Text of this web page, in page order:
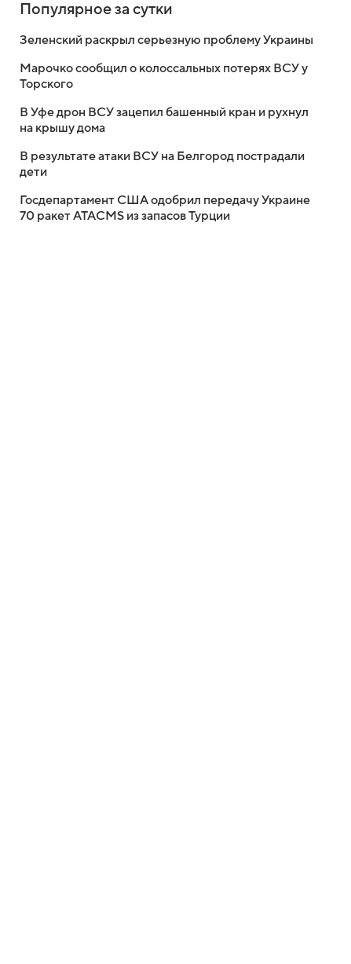
Популярное за сутки
Зеленский раскрыл серьезную проблему Украины
Марочко сообщил о колоссальных потерях ВСУ у
Торского
В Уфе дрон ВСУ зацепил башенный кран и рухнул
на крышу дома
В результате атаки ВСУ на Белгород пострадали
дети
Госдепартамент США одобрил передачу Украине
70 ракет ATACMS из запасов Турции